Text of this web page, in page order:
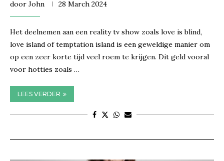
door John 28 March 2024
Het deelnemen aan een reality tv show zoals love is blind,
love island of temptation island is een geweldige manier om
op een zeer korte tijd veel roem te krijgen. Dit geld vooral
voor hotties zoals …
LEES VERDER